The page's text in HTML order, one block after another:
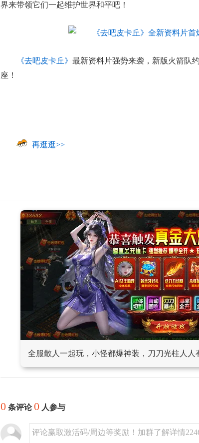
界来带领它们一起维护世界和平吧！
《去吧皮卡丘》 最新资料片强势来袭，新版火箭队
座！
再逛逛>>
全服散人一起玩，小怪都爆神装，刀刀光柱人人
0 条评论0 人参与
评论赢取激活码/周边等奖励！加群了解详情